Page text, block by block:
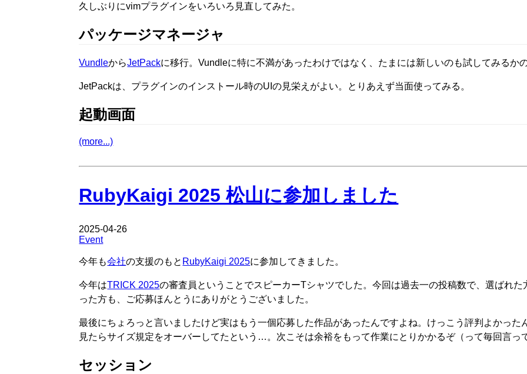
久しぶりにvimプラグインをいろいろ見直してみた。
パッケージマネージャ
VundleからJetPackに移行。Vundleに特に不満があったわけではなく、たまには新しいのも試してみるかの
JetPackは、プラグインのインストール時のUIの見栄えがよい。とりあえず当面使ってみる。
起動画面
(more...)
RubyKaigi 2025 松山に参加しました
2025-04-26
Event
今年も会社の支援のもと RubyKaigi 2025に参加してきました。
今年はTRICK 2025の審査員ということでスピーカーTシャツでした。今回は過去一の投稿数で、選ばれた
った方も、ご応募ほんとうにありがとうございました。
最後にちょろっと言いましたけど実はもう一個応募した作品があったんですよね。けっこう評判よかった
見たらサイズ規定をオーバーしてたという…。次こそは余裕をもって作業にとりかかるぞ（って毎回言っ
セッション